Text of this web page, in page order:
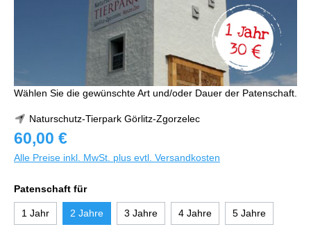
Wählen Sie die gewünschte Art und/oder Dauer der Patenschaft.
Naturschutz-Tierpark Görlitz-Zgorzelec
60,00 €
Alle Preise inkl. MwSt. plus evtl. Versandkosten
Patenschaft für
1 Jahr 2 Jahre 3 Jahre 4 Jahre 5 Jahre